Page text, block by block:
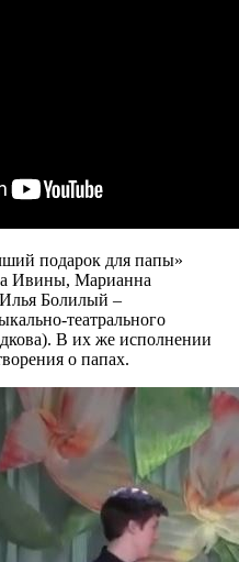
подарок для папы»
Ивины, Марианна
Болилый –
театрального
В их же исполнении
о папах.